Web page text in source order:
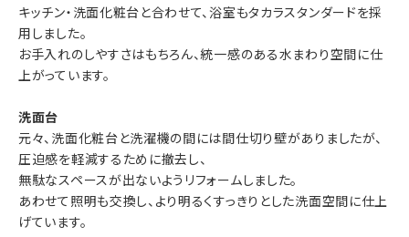
キッチン・洗面化粧台と合わせて、浴室もタカラスタンダードを採
用しました。
お手入れのしやすさはもちろん、統一感のある水まわり空間に仕
上がっています。
洗面台
元々、洗面化粧台と洗濯機の間には間仕切り壁がありましたが、
圧迫感を軽減するために撤去し、
無駄なスペースが出ないようリフォームしました。
あわせて照明も交換し、より明るくすっきりとした洗面空間に仕上
げています。